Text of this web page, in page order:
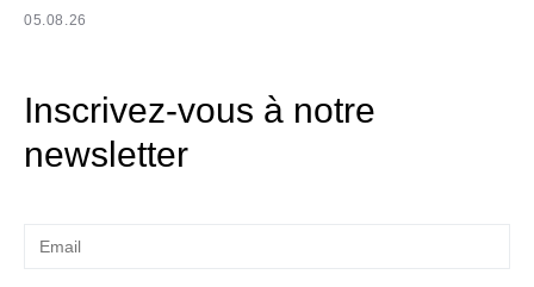
05.08.26
Inscrivez-vous à notre
newsletter